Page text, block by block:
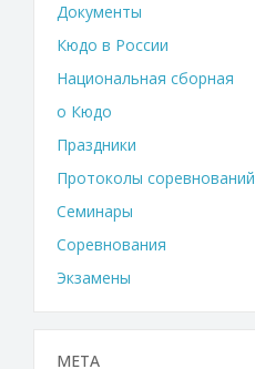
Документы
Кюдо в России
Национальная сборная
о Кюдо
Праздники
Протоколы соревнований
Семинары
Соревнования
Экзамены
МЕТА